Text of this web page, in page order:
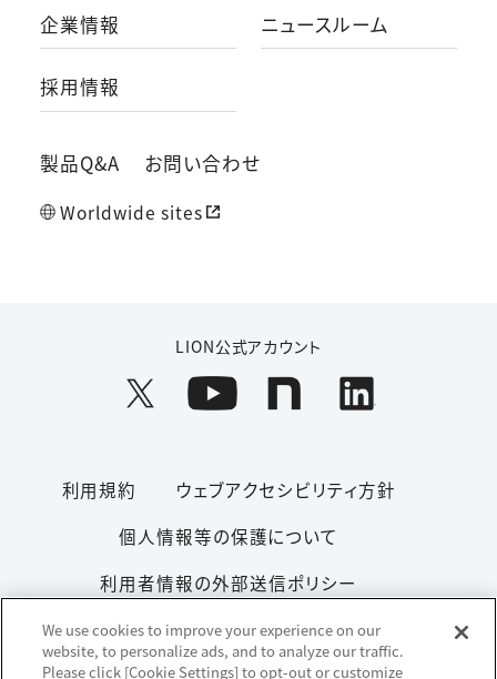
企業情報 ニュースルーム
採用情報
製品Q&A お問い合わせ
Worldwide sites
LION公式アカウント
利用規約
ウェブアクセシビリティ方針
個人情報等の保護について
利用者情報の外部送信ポリシー
ソーシャルメディアポリシー
サイトマップ
We use cookies to improve your experience on our
website, to personalize ads, and to analyze our traffic.
Please click [Cookie Settings] to opt-out or customize